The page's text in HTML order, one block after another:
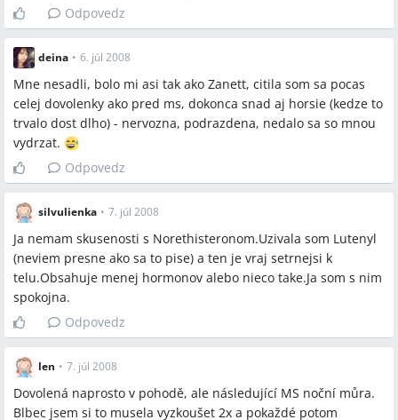
Odpovedz
deina • 6. júl 2008
Mne nesadli, bolo mi asi tak ako Zanett, citila som sa pocas
celej dovolenky ako pred ms, dokonca snad aj horsie (kedze to
trvalo dost dlho) - nervozna, podrazdena, nedalo sa so mnou
vydrzat.
Odpovedz
silvulienka • 7. júl 2008
Ja nemam skusenosti s Norethisteronom.Uzivala som Lutenyl
(neviem presne ako sa to pise) a ten je vraj setrnejsi k
telu.Obsahuje menej hormonov alebo nieco take.Ja som s nim
spokojna.
Odpovedz
len • 7. júl 2008
Dovolená naprosto v pohodě, ale následující MS noční můra.
Blbec jsem si to musela vyzkoušet 2x a pokaždé potom